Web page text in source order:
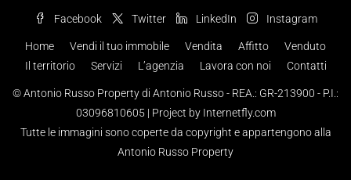
Facebook Twitter LinkedIn Instagram
Home Vendi il tuo immobile Vendita Affitto
Venduto
Il territorio
Servizi L’agenzia Lavora con noi Contatti
© Antonio Russo Property di Antonio Russo - REA.: GR-213900 - P.I.:
03096810605 | Project by Internetfly.com
Tutte le immagini sono coperte da copyright e appartengono alla
Antonio Russo Property